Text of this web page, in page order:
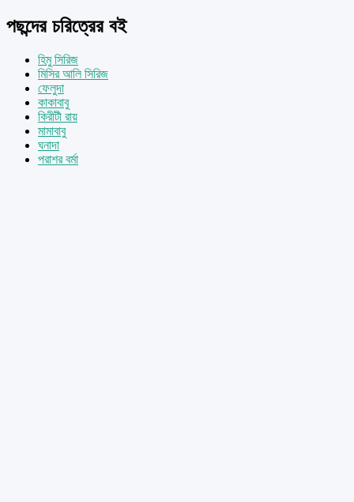
পছন্দের চরিত্রের বই
হিমু সিরিজ
মিসির আলি সিরিজ
ফেলুদা
কাকাবাবু
কিরীটী রায়
মামাবাবু
ঘনাদা
পরাশর বর্মা